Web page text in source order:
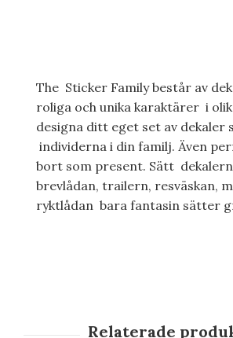
The Sticker Family består av
roliga och unika karaktärer i
designa ditt eget set av dekaler
individerna i din familj. Även
bort som present. Sätt
brevlådan, trailern, resväskan,
ryktlådan bara fantasin sätter